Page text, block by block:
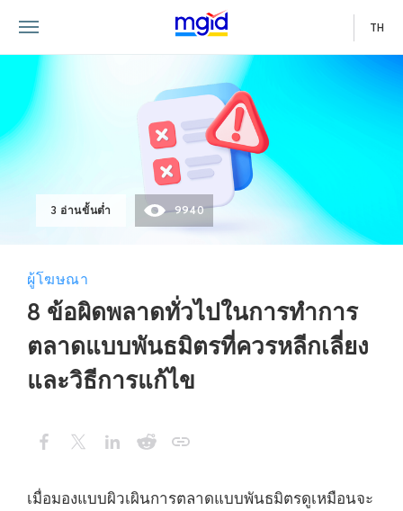
TH
8 ข้อผิดพลาดทั่วไปในการทำการ
ตลาดแบบพันธมิตรที่ควรหลีกเลี่ยง
และวิธีการแก้ไข
ผู้โฆษณา
3 อ่านขั้นต่ำ 9940
เมื่อมองแบบผิวเผินการตลาดแบบพันธมิตรดูเหมือนจะ